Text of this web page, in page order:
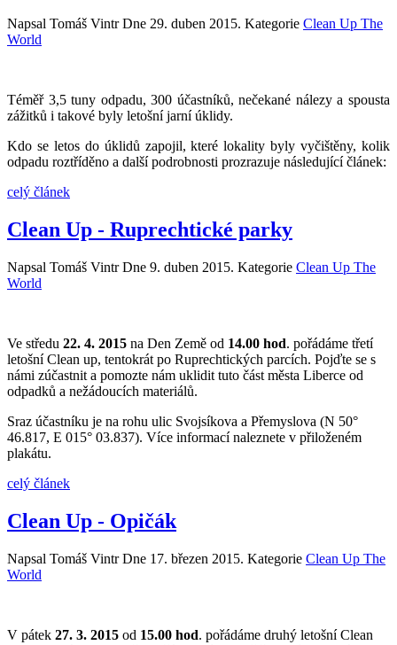
Napsal Tomáš Vintr Dne 29. duben 2015. Kategorie Clean Up The
World
Téměř 3,5 tuny odpadu, 300 účastníků, nečekané nálezy a spousta
zážitků i takové byly letošní jarní úklidy.
Kdo se letos do úklidů zapojil, které lokality byly vyčištěny, kolik
odpadu roztříděno a další podrobnosti prozrazuje následující článek:
celý článek
Clean Up - Ruprechtické parky
Napsal Tomáš Vintr Dne 9. duben 2015. Kategorie Clean Up The
World
Ve středu 22. 4. 2015 na Den Země od 14.00 hod. pořádáme třetí
letošní Clean up, tentokrát po Ruprechtických parcích. Pojďte se s
námi zúčastnit a pomozte nám uklidit tuto část města Liberce od
odpadků a nežádoucích materiálů.
Sraz účastníku je na rohu ulic Svojsíkova a Přemyslova (N 50°
46.817, E 015° 03.837). Více informací naleznete v přiloženém
plakátu.
celý článek
Clean Up - Opičák
Napsal Tomáš Vintr Dne 17. březen 2015. Kategorie Clean Up The
World
V pátek 27. 3. 2015 od 15.00 hod. pořádáme druhý letošní Clean